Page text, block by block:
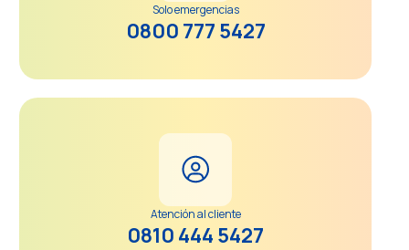
Solo emergencias
0800 777 5427
Atención al cliente
0810 444 5427